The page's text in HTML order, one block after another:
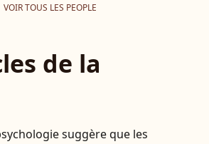
VOIR TOUS LES PEOPLE
de la
suggère que les